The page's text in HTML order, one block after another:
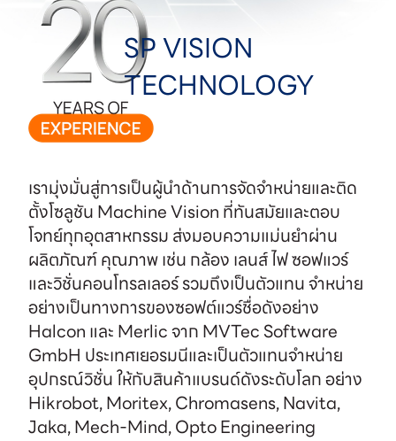
SP VISION
TECHNOLOGY
เรามุ่งมั่นสู่การเป็นผู้นำด้านการจัดจำหน่ายและติด
ตั้งโซลูชัน Machine Vision ที่ทันสมัยและตอบ
โจทย์ทุกอุตสาหกรรม ส่งมอบความแม่นยำผ่าน
ผลิตภัณฑ์ คุณภาพ เช่น กล้อง เลนส์ ไฟ ซอฟแวร์
และวิชั่นคอนโทรลเลอร์ รวมถึงเป็นตัวแทน จำหน่าย
อย่างเป็นทางการของซอฟต์แวร์ชื่อดังอย่าง
Halcon และ Merlic จาก MVTec Software
GmbH ประเทศเยอรมนีและเป็นตัวแทนจำหน่าย
อุปกรณ์วิชั่น ให้กับสินค้าแบรนด์ดังระดับโลก อย่าง
Hikrobot, Moritex, Chromasens, Navita,
Jaka, Mech-Mind, Opto Engineering